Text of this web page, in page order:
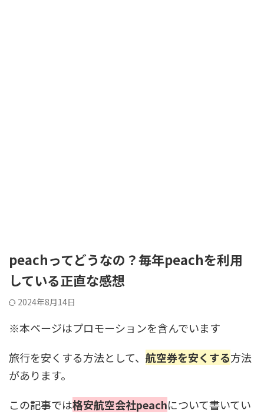
peachってどうなの？毎年peachを利用
している正直な感想
2024年8月14日
※本ページはプロモーションを含んでいます
旅行を安くする方法として、 航空券を安くする方法
があります。
この記事では格安航空会社peachについて書いてい